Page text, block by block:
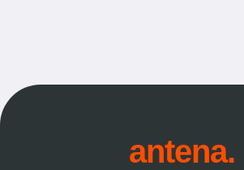
antena.